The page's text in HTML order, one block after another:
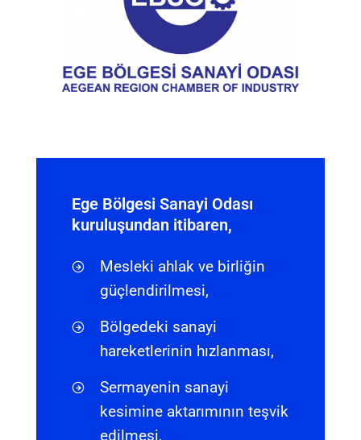
Ege Bölgesi Sanayi Odası
kuruluşundan itibaren,
Mesleki ahlak ve birliğin
güçlendirilmesi,
Bölgedeki sanayi
hareketlerinin hızlanması,
Sermayenin sanayi
kesimine aktarımının teşvik
edilmesi,